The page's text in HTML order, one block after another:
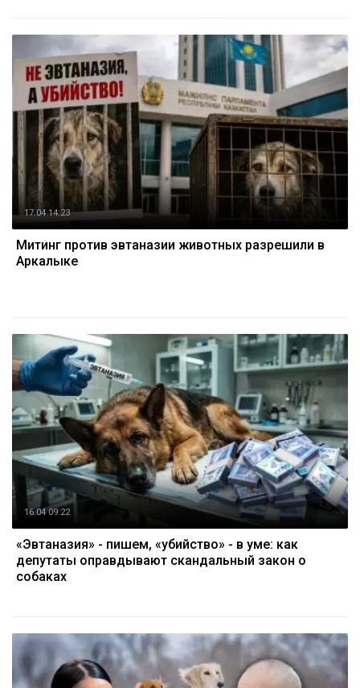
17.04 14:23
Митинг против эвтаназии животных разрешили в
Аркалыке
16.04 09:22
«Эвтаназия» - пишем, «убийство» - в уме: как
депутаты оправдывают скандальный закон о
собаках